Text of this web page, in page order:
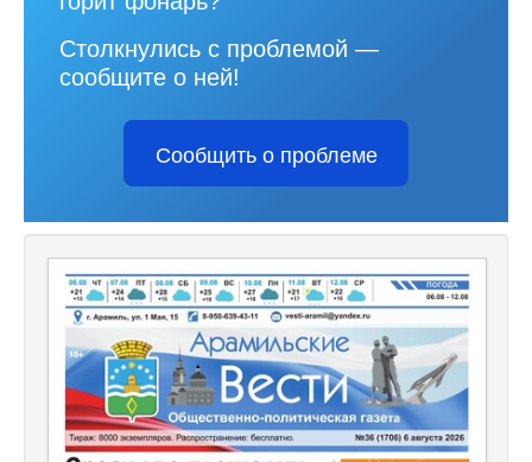
Столкнулись с проблемой —
сообщите о ней!
Сообщить о проблеме